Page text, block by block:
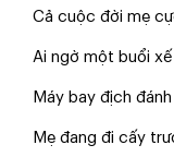
​Cả cuộc đời mẹ
​Ai ngờ một buổi xế
​Máy bay địch
​Mẹ đang đi cấy